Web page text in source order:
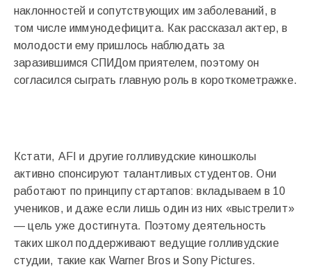
наклонностей и сопутствующих им заболеваний, в
том числе иммунодефицита. Как рассказал актер, в
молодости ему пришлось наблюдать за
заразившимся СПИДом приятелем, поэтому он
согласился сыграть главную роль в короткометражке.
Кстати, AFI и другие голливудские киношколы
активно спонсируют талантливых студентов. Они
работают по принципу стартапов: вкладываем в 10
учеников, и даже если лишь один из них «выстрелит»
— цель уже достигнута. Поэтому деятельность
таких школ поддерживают ведущие голливудские
студии, такие как Warner Bros и Sony Pictures.